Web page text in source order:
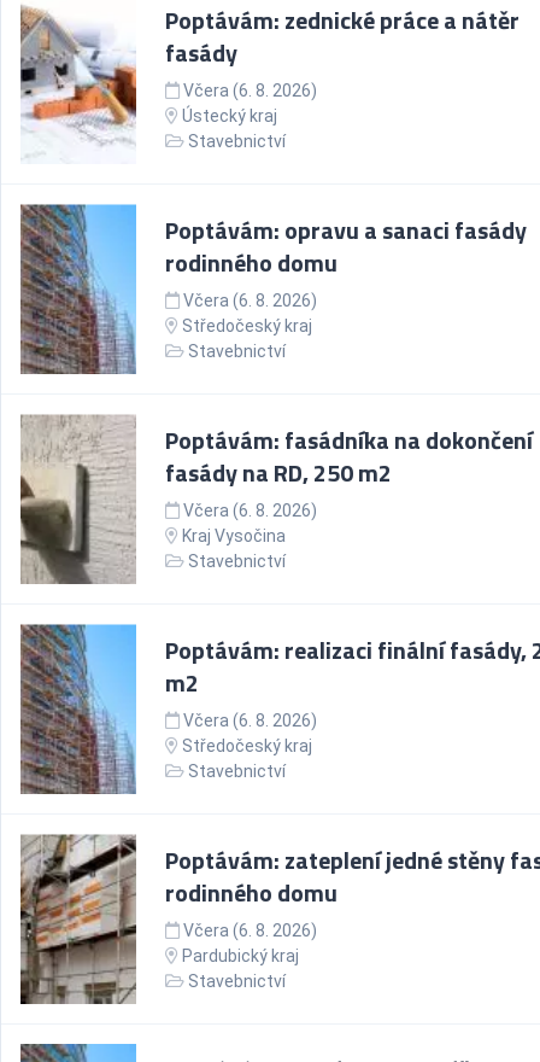
Poptávám: zednické práce a nátěr
fasády
Včera (6. 8. 2026)
Ústecký kraj
Stavebnictví
Poptávám: opravu a sanaci fasády
rodinného domu
Včera (6. 8. 2026)
Středočeský kraj
Stavebnictví
Poptávám: fasádníka na dokončení
fasády na RD, 250 m2
Včera (6. 8. 2026)
Kraj Vysočina
Stavebnictví
Poptávám: realizaci finální fasády,
m2
Včera (6. 8. 2026)
Středočeský kraj
Stavebnictví
Poptávám: zateplení jedné stěny
rodinného domu
Včera (6. 8. 2026)
Pardubický kraj
Stavebnictví